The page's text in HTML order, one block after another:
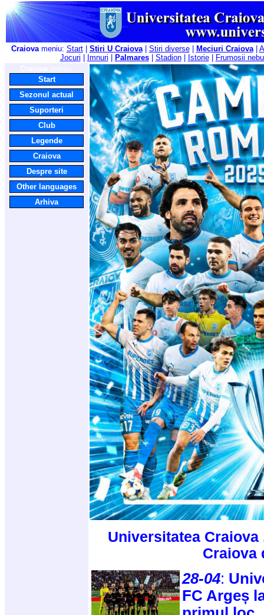
Craiovameniu: Start| Stiri U Craiova| Stiri diverse| Meciuri Craiova|
Jocuri
Imnuri Palmares| Stadion| Istorie|
Frumosii
Start
Sezonul actual
Suporteri
Club
Legende
Craiova
Despre site
Other languages
Arhiva
Universitatea
Craiova
28-04:
FC Argeș